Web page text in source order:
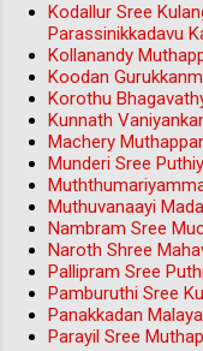
Kodallur Sree
Parassinikkadavu
Kollanandy
Koodan
Korothu
Kunnath
Machery
Munderi Sree
Muthuvanaayi
Nambram Sree
Naroth Shree
Pallipram Sree
Pamburuthi Sree
Panakkadan
Parayil Sree